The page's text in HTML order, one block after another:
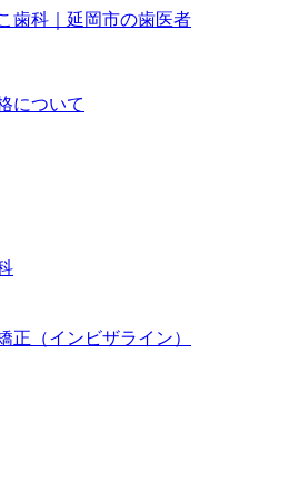
について
正（インビザライン）